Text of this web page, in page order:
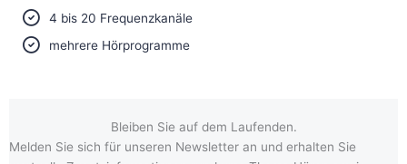
4 bis 20 Frequenzkanäle
mehrere Hörprogramme
Bleiben Sie auf dem Laufenden.
Melden Sie sich für unseren Newsletter an und erhalten Sie